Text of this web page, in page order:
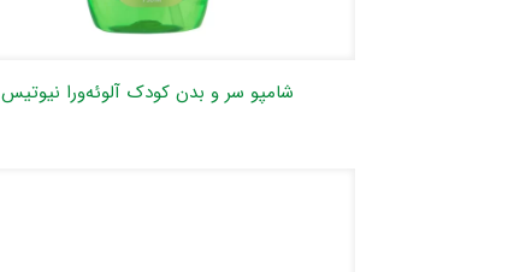
شامپو سر و بدن کودک آلوئه‌ورا نیوتیس